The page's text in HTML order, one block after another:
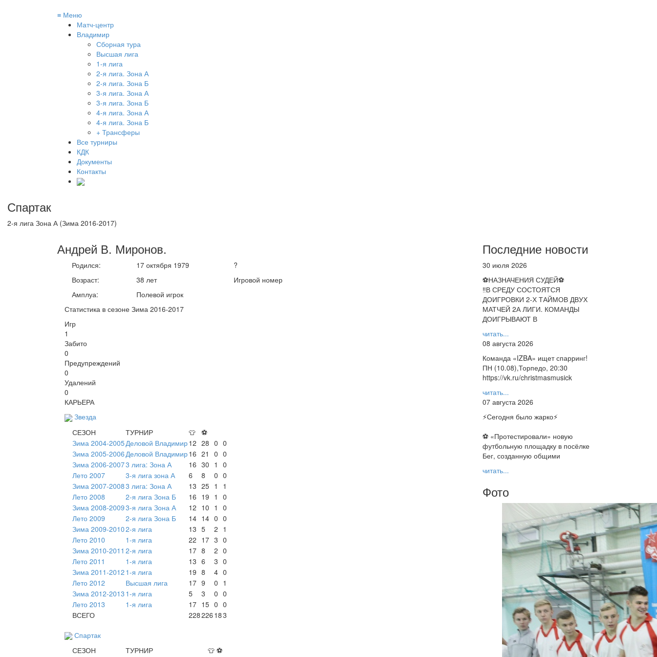
≡ Меню
Матч-центр
Владимир
Сборная тура
Высшая лига
1-я лига
2-я лига. Зона А
2-я лига. Зона Б
3-я лига. Зона А
3-я лига. Зона Б
4-я лига. Зона А
4-я лига. Зона Б
+ Трансферы
Все турниры
КДК
Документы
Контакты
Спартак
2-я лига Зона А (Зима 2016-2017)
Андрей В. Миронов.
Родился:
Возраст:
Амплуа:
17 октября 1979
38 лет
Полевой игрок
?
Игровой номер
Статистика в сезоне Зима 2016-2017
Игр
1
Забито
0
Предупреждений
0
Удалений
0
КАРЬЕРА
Звезда
СЕЗОН
ТУРНИР 👕 ⚽
Зима 2004-2005Деловой Владимир12 28 0 0
Зима 2005-2006 Деловой Владимир16 21 0 0
Зима 2006-20073 лига: Зона А 16 30 1
0
Лето 2007
3-я лига зона А 6 8 0 0
Зима 2007-20083 лига: Зона А 13 25 1
1
Лето 2008
2-я лига Зона Б 16 19 1
0
Зима 2008-20093-я лига Зона А 12 10 1
0
Лето 2009
2-я лига Зона Б 14 14 0 0
Зима 2009-20102-я лига 13 5 2 1
Лето 2010
1-я лига 22 17 3 0
Зима 2010-2011 2-я лига 17 8 2 0
Лето 2011
1-я лига 13 6 3 0
Зима 2011-2012 1-я лига 19 8 4 0
Лето 2012
Высшая лига 17 9 0 1
Зима 2012-2013 1-я лига 5 3 0 0
Лето 2013
1-я лига 17 15 0 0
ВСЕГО
228226 183
Спартак
СЕЗОН
ТУРНИР 👕 ⚽
Последние новости
30 июля 2026
⚽НАЗНАЧЕНИЯ СУДЕЙ⚽
‼В СРЕДУ СОСТОЯТСЯ
ДОИГРОВКИ 2-Х ТАЙМОВ ДВУХ
МАТЧЕЙ 2А ЛИГИ. КОМАНДЫ
ДОИГРЫВАЮТ В
читать...
08 августа 2026
Команда «IZBA» ищет спарринг!
ПН (10.08),Торпедо, 20:30
https://vk.ru/christmasmusick
читать...
07 августа 2026
⚡️Сегодня было жарко⚡️
⚽ ️«Протестировали» новую
футбольную площадку в посёлке
Бег, созданную общими
читать...
Фото